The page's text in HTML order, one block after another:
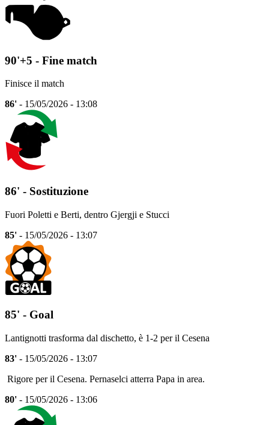
90'+5 - Fine match
Finisce il match
86' - 15/05/2026 - 13:08
86' - Sostituzione
Fuori Poletti e Berti, dentro Gjergji e Stucci
85' - 15/05/2026 - 13:07
85' - Goal
Lantignotti trasforma dal dischetto, è 1-2 per il Cesena
83' - 15/05/2026 - 13:07
Rigore per il Cesena. Pernaselci atterra Papa in area.
80' - 15/05/2026 - 13:06